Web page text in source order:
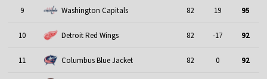
9 Washington Capitals 82 19 95
10 Detroit Red Wings 82 -17 92
11 Columbus Blue Jacket 82 0 92